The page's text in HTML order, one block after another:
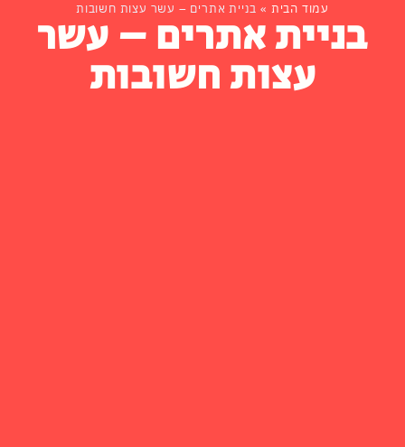
עמוד הבית » בניית אתרים – עשר עצות חשובות
בניית אתרים – עשר
עצות חשובות